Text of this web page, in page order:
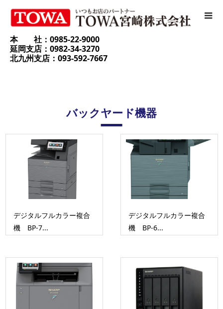
本 社：0985-22-9000
延岡支店：0982-34-3270
北九州支店：093-592-7667
バックヤード機器
デジタルフルカラー複合
機 BP-7...
デジタルフルカラー複合
機 BP-6...